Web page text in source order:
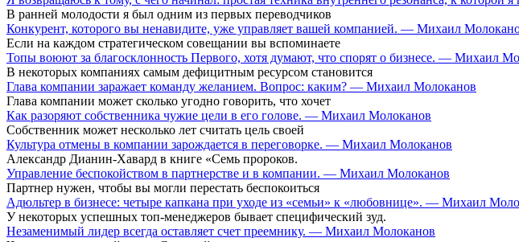
В ранней молодости я был одним из первых переводчиков
Конкурент, которого вы ненавидите, уже управляет вашей компанией. — Михаил
Если на каждом стратегическом совещании вы вспоминаете
Топы воюют за благосклонность Первого, хотя думают, что спорят о бизнесе. — Михаил
В некоторых компаниях самым дефицитным ресурсом становится
Глава компании заражает команду желанием. Вопрос: каким? — Михаил Молоканов
Глава компании может сколько угодно говорить, что хочет
Как разоряют собственника чужие цели в его голове. — Михаил Молоканов
Собственник может несколько лет считать цель своей
Культура отмены в компании зарождается в переговорке. — Михаил Молоканов
Александр Дианин-Хавард в книге «Семь пророков.
Управление беспокойством в партнерстве и в компании. — Михаил Молоканов
Партнер нужен, чтобы вы могли перестать беспокоиться
Адюльтер в бизнесе: четыре капкана при уходе из «семьи» к «любовнице». — Михаил
У некоторых успешных топ-менеджеров бывает специфический зуд.
Незаменимый лидер всегда оставляет счет преемнику. — Михаил Молоканов